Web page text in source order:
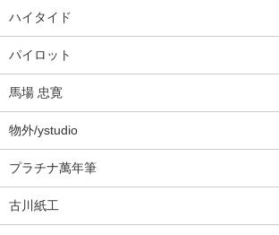
ハイタイド
パイロット
馬場 忠寛
物外/ystudio
プラチナ萬年筆
古川紙工